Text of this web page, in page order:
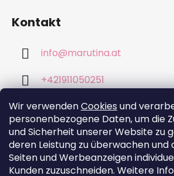
Wir verwendenCookies und
personenbezogene Daten, um die
und Sicherheit unserer Website zu
deren Leistung zu überwachen und
Seiten und Werbeanzeigen
Kunden zuzuschneiden. Weitere
Kontakt
info@marutina.at
+421911050251
Wir akzeptieren online-